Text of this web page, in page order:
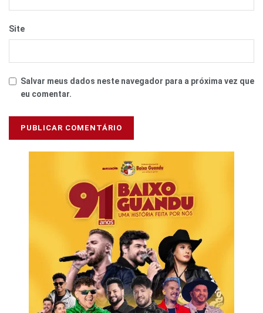
Site
Salvar meus dados neste navegador para a próxima vez que
eu comentar.